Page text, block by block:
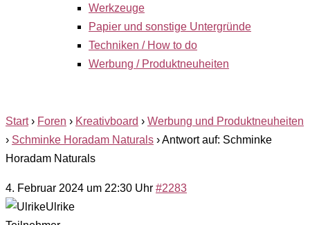
Werkzeuge
Papier und sonstige Untergründe
Techniken / How to do
Werbung / Produktneuheiten
Start › Foren › Kreativboard › Werbung und Produktneuheiten
› Schminke Horadam Naturals ›Antwort auf: Schminke
Horadam Naturals
4. Februar 2024 um 22:30 Uhr #2283
Ulrike